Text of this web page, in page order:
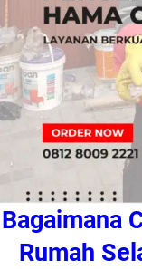
Bagaimana
Rumah